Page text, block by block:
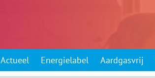
Actueel Energielabel Aardgasvrij